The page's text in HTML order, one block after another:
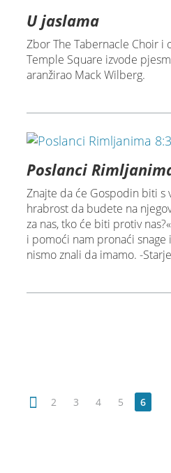
U jaslama
Zbor The Tabernacle Choir i
Temple Square izvode
aranžirao Mack Wilberg.
Poslanci
Znajte da će Gospodin biti s
hrabrost da budete na
za nas, tko će biti protiv
i pomoći nam pronaći snage
nismo znali da imamo. -
2 3 4 5 6